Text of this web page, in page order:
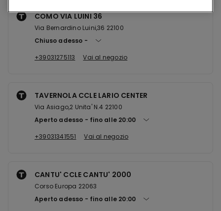
COMO VIA LUINI 36
Via Bernardino Luini,36 22100
Chiuso adesso
+39031275113
Vai al negozio
TAVERNOLA CCLE LARIO CENTER
Via Asiago,2 Unita' N.4 22100
Aperto adesso
fino alle 20:00
+39031341551
Vai al negozio
CANTU' CCLE CANTU' 2000
Corso Europa 22063
Aperto adesso
fino alle 20:00